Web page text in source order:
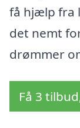
få hjælp fra
det nemt
drømmer
Få 3